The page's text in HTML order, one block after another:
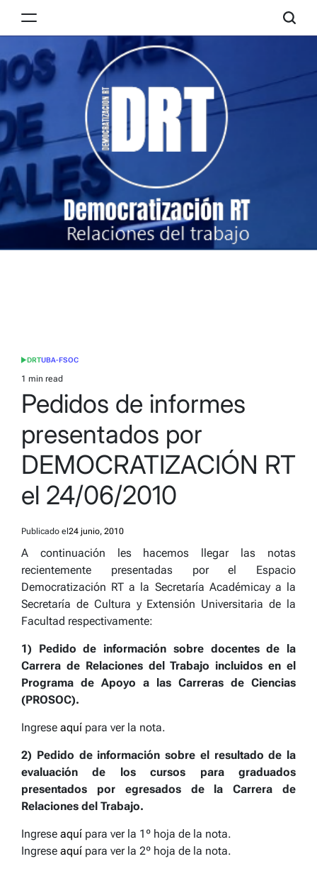
RT
POSTED
IN
DRTUBA-FSOC
Estimated
read
time
1 min read
Pedidos de informes
presentados por
DEMOCRATIZACIÓN RT
el 24/06/2010
Publicado el 24 junio, 2010
A continuación les hacemos llegar las notas
recientemente presentadas por el Espacio
Democratización RT a la Secretaría Académicay a la
Secretaría de Cultura y Extensión Universitaria de la
Facultad respectivamente:
1)
Pedido de información sobre docentes de la
Carrera de Relaciones del Trabajo incluidos en el
Programa de Apoyo a las Carreras de Ciencias
(PROSOC).
Ingrese aquí para ver la nota.
2) Pedido de información sobre el resultado de la
evaluación de los cursos para graduados
presentados por egresados de la Carrera de
Relaciones del Trabajo.
Ingrese aquí para ver la 1º hoja de la nota.
Ingrese aquí para ver la 2º hoja de la nota.